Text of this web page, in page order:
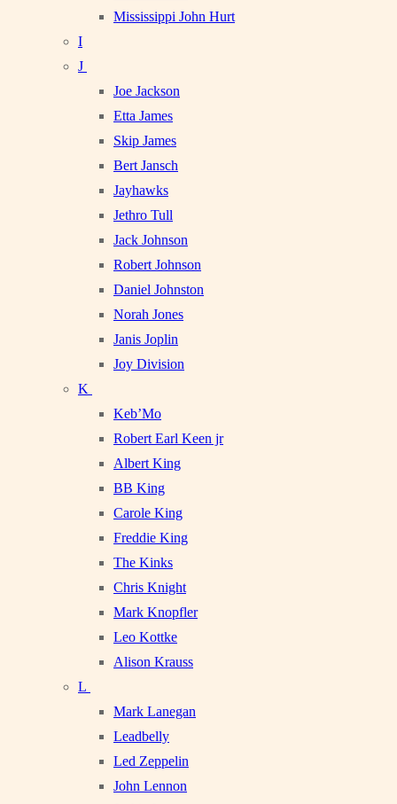
Mississippi John Hurt
I
J
Joe Jackson
Etta James
Skip James
Bert Jansch
Jayhawks
Jethro Tull
Jack Johnson
Robert Johnson
Daniel Johnston
Norah Jones
Janis Joplin
Joy Division
K
Keb’Mo
Robert Earl Keen jr
Albert King
BB King
Carole King
Freddie King
The Kinks
Chris Knight
Mark Knopfler
Leo Kottke
Alison Krauss
L
Mark Lanegan
Leadbelly
Led Zeppelin
John Lennon